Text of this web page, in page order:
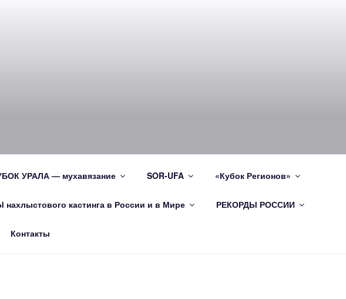
УРАЛА — мухавязание SOR-UFA «Кубок Регионов»
кастинга в России и в Мире РЕКОРДЫ РОССИИ
Контакты